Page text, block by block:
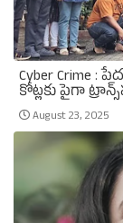
Cyber Crime
కోట్లకు పైగా
August 23, 2025